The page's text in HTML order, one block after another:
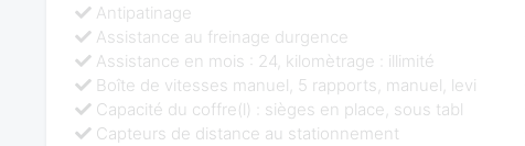
Antipatinage
Assistance au freinage durgence
Assistance en mois : 24, kilomètrage : illimité
Boîte de vitesses manuel, 5 rapports, manuel, levi
Capacité du coffre(l) : sièges en place, sous tabl
Capteurs de distance au stationnement